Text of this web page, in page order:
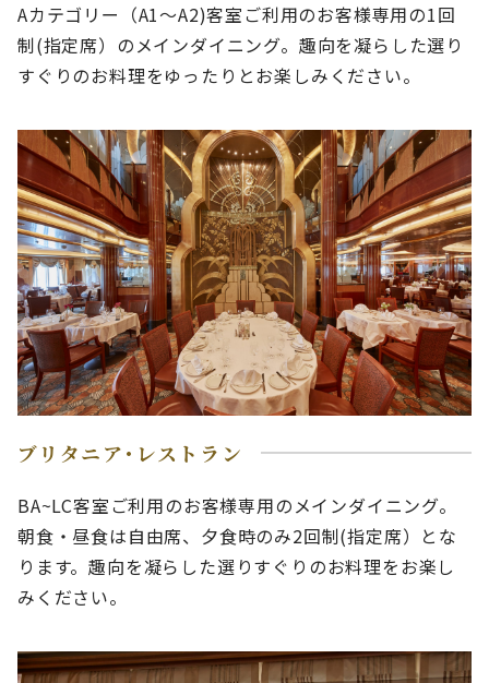
Aカテゴリー（A1～A2)客室ご利用のお客様専用の1回
制(指定席）のメインダイニング。趣向を凝らした選り
すぐりのお料理をゆったりとお楽しみください。
ブリタニア･レストラン
BA~LC客室ご利用のお客様専用のメインダイニング。
朝食・昼食は自由席、夕食時のみ2回制(指定席）とな
ります。趣向を凝らした選りすぐりのお料理をお楽し
みください。